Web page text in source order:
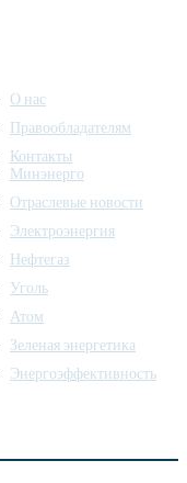
О нас
Правообладателям
Контакты
Минэнерго
Отраслевые новости
Электроэнергия
Нефтегаз
Уголь
Атом
Зеленая энергетика
Энергоэффективность